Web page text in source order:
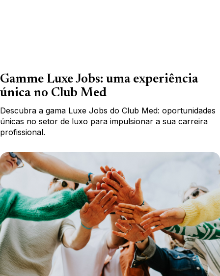
Gamme Luxe Jobs: uma experiência
única no Club Med
Descubra a gama Luxe Jobs do Club Med: oportunidades
únicas no setor de luxo para impulsionar a sua carreira
profissional.